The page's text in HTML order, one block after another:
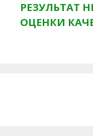
РЕЗУЛЬТАТ
ОЦЕНКИ